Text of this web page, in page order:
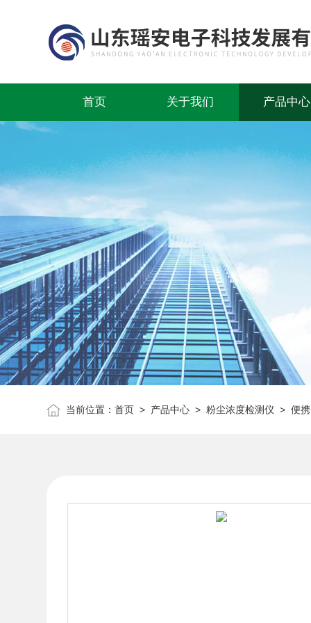
首页 关于我们 产品中心
当前位置：首页 > 产品中心 >粉尘浓度检测仪 >便携